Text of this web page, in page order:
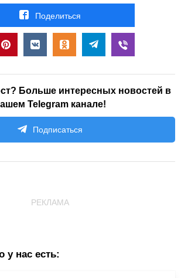
Поделиться
Больше интересных новостей в
Telegram канале!
Подписаться
РЕКЛАМА
у нас есть: